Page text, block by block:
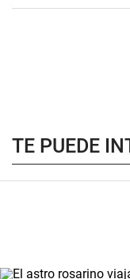
TE PUEDE